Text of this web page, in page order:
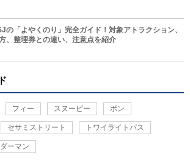
の「よやくのり」完全ガイド！対象アトラクション、
、整理券との違い、注意点を紹介
フィー スヌーピー ボン
セサミストリート トワイライトパス
ーマン